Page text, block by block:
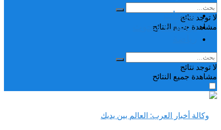
لا توجد نتائج
مشاهدة جميع النتائح
تغريدات
دراسات وبحوث
لا توجد نتائج
مشاهدة جميع النتائح